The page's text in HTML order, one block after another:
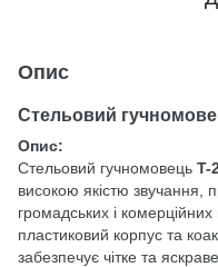
Опис
Стельовий
Опис:
Стельовий гучномовець T-
високою якістю звучання,
громадських і
пластиковий корпус та
забезпечує чітке та